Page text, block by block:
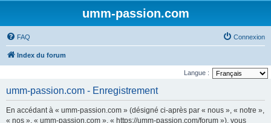
umm-passion.com
FAQ Connexion
Index du forum
Langue :
umm-passion.com - Enregistrement
En accédant à « umm-passion.com » (désigné ci-après par « nous », « notre »,
« nos », « umm-passion.com », « https://umm-passion.com/forum »), vous